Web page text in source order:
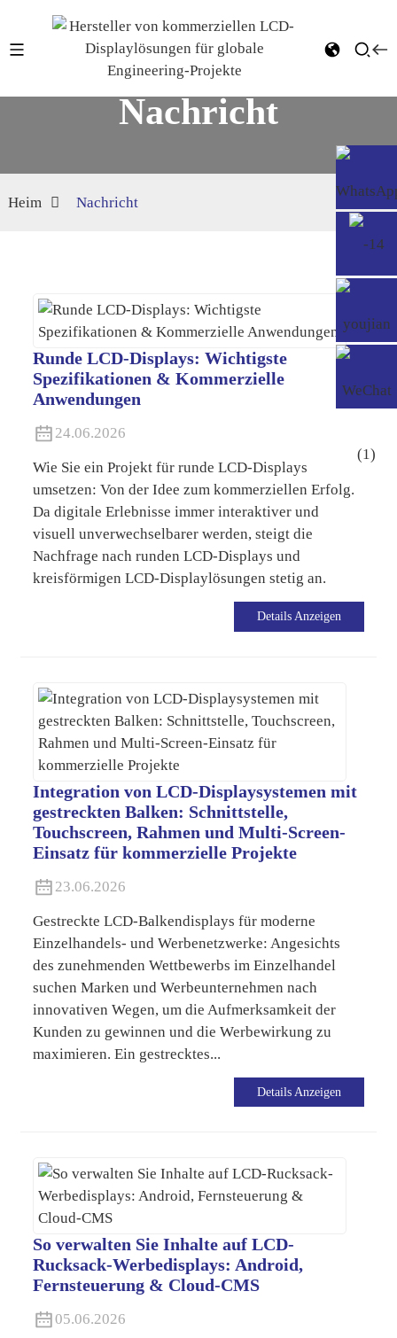
Nachricht
Heim Nachricht
Runde LCD-Displays: Wichtigste
Spezifikationen & Kommerzielle
Anwendungen
24.06.2026
Wie Sie ein Projekt für runde LCD-Displays
umsetzen: Von der Idee zum kommerziellen Erfolg.
Da digitale Erlebnisse immer interaktiver und
visuell unverwechselbarer werden, steigt die
Nachfrage nach runden LCD-Displays und
kreisförmigen LCD-Displaylösungen stetig an.
Details Anzeigen
Integration von LCD-Displaysystemen mit
gestreckten Balken: Schnittstelle,
Touchscreen, Rahmen und Multi-Screen-
Einsatz für kommerzielle Projekte
23.06.2026
Gestreckte LCD-Balkendisplays für moderne
Einzelhandels- und Werbenetzwerke: Angesichts
des zunehmenden Wettbewerbs im Einzelhandel
suchen Marken und Werbeunternehmen nach
innovativen Wegen, um die Aufmerksamkeit der
Kunden zu gewinnen und die Werbewirkung zu
maximieren. Ein gestrecktes...
Details Anzeigen
So verwalten Sie Inhalte auf LCD-
Rucksack-Werbedisplays: Android,
Fernsteuerung & Cloud-CMS
05.06.2026